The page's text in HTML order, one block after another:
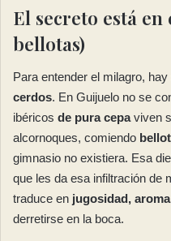
El secreto está
bellotas)
Para entender el milagro,
cerdos. En Guijuelo no se
ibéricos de pura cepaviven
alcornoques, comiendo
gimnasio no existiera. Esa
que les da esa infiltración de
traduce en jugosidad, aroma
derretirse en la boca.